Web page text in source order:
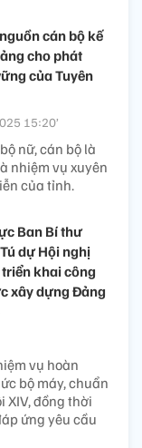
cán bộ kế
cho phát
của Tuyên
15:20’
nữ, cán bộ là
nhiệm vụ xuyên
của tỉnh.
Ban Bí thư
dự Hội nghị
khai công
xây dựng Đảng
vụ hoàn
bộ máy, chuẩn
XIV, đồng thời
ứng yêu cầu